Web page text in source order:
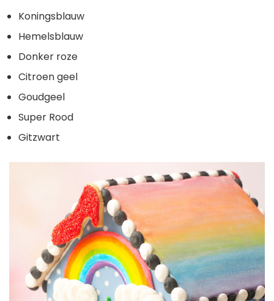
Koningsblauw
Hemelsblauw
Donker roze
Citroen geel
Goudgeel
Super Rood
Gitzwart